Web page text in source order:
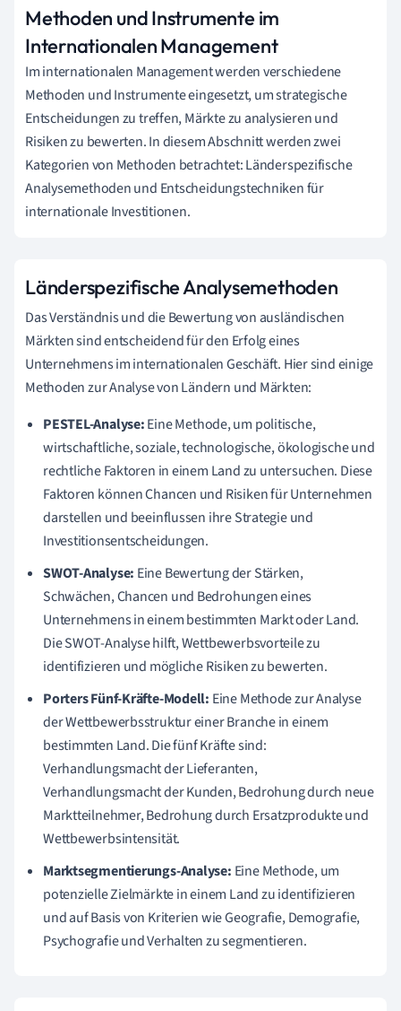
Methoden und Instrumente im
Internationalen Management
Im internationalen Management werden verschiedene
Methoden und Instrumente eingesetzt, um strategische
Entscheidungen zu treffen, Märkte zu analysieren und
Risiken zu bewerten. In diesem Abschnitt werden zwei
Kategorien von Methoden betrachtet: Länderspezifische
Analysemethoden und Entscheidungstechniken für
internationale Investitionen.
Länderspezifische Analysemethoden
Das Verständnis und die Bewertung von ausländischen
Märkten sind entscheidend für den Erfolg eines
Unternehmens im internationalen Geschäft. Hier sind einige
Methoden zur Analyse von Ländern und Märkten:
PESTEL-Analyse:Eine Methode, um politische,
wirtschaftliche, soziale, technologische, ökologische und
rechtliche Faktoren in einem Land zu untersuchen. Diese
Faktoren können Chancen und Risiken für Unternehmen
darstellen und beeinflussen ihre Strategie und
Investitionsentscheidungen.
SWOT-Analyse: Eine Bewertung der Stärken,
Schwächen, Chancen und Bedrohungen eines
Unternehmens in einem bestimmten Markt oder Land.
Die SWOT-Analyse hilft, Wettbewerbsvorteile zu
identifizieren und mögliche Risiken zu bewerten.
Porters Fünf-Kräfte-Modell: Eine Methode zur Analyse
der Wettbewerbsstruktur einer Branche in einem
bestimmten Land. Die fünf Kräfte sind:
Verhandlungsmacht der Lieferanten,
Verhandlungsmacht der Kunden, Bedrohung durch neue
Marktteilnehmer, Bedrohung durch Ersatzprodukte und
Wettbewerbsintensität.
Marktsegmentierungs-Analyse: Eine Methode, um
potenzielle Zielmärkte in einem Land zu identifizieren
und auf Basis von Kriterien wie Geografie, Demografie,
Psychografie und Verhalten zu segmentieren.